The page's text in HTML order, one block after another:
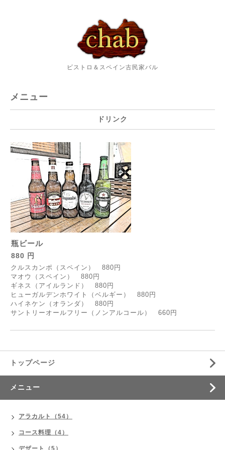
ビストロ＆スペイン古民家バル
メニュー
ドリンク
瓶ビール
880 円
クルスカンポ（スペイン） 880円
マオウ（スペイン） 880円
ギネス（アイルランド） 880円
ヒューガルデンホワイト（ベルギー） 880円
ハイネケン（オランダ） 880円
サントリーオールフリー（ノンアルコール） 660円
トップページ
メニュー
アラカルト（54）
コース料理（4）
デザート（5）